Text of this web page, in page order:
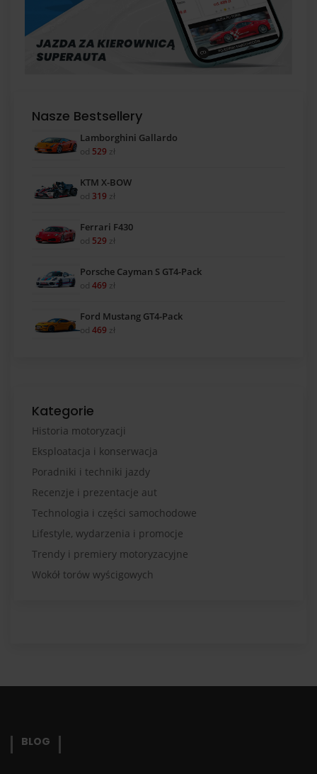
Nasze Bestsellery
Lamborghini Gallardo
od 529 zł
KTM X-BOW
od 319 zł
Ferrari F430
od 529 zł
Porsche Cayman S GT4-Pack
od 469 zł
Ford Mustang GT4-Pack
od 469 zł
Kategorie
Historia motoryzacji
Eksploatacja i konserwacja
Poradniki i techniki jazdy
Recenzje i prezentacje aut
Technologia i części samochodowe
Lifestyle, wydarzenia i promocje
Trendy i premiery motoryzacyjne
Wokół torów wyścigowych
BLOG